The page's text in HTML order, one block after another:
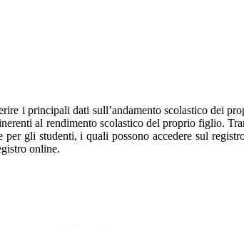
i principali dati sull’andamento scolastico dei
al rendimento scolastico del proprio figlio.
gli studenti, i quali possono accedere sul
online.